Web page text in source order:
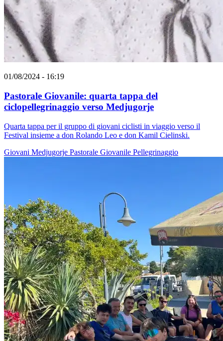
01/08/2024 - 16:19
Pastorale Giovanile: quarta tappa del
ciclopellegrinaggio verso Medjugorje
Quarta tappa per il gruppo di giovani ciclisti in viaggio verso il
Festival insieme a don Rolando Leo e don Kamil Cielinski.
Giovani Medjugorje Pastorale Giovanile Pellegrinaggio